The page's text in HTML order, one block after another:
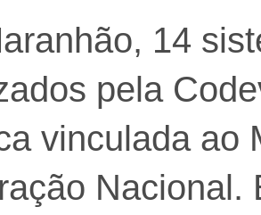
14
pela
vinculada ao
Nacional.